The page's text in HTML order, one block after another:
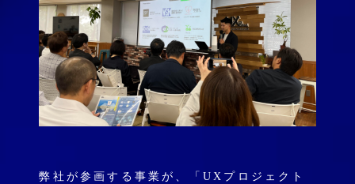
弊社が参画する事業が、「UXプロジェクト